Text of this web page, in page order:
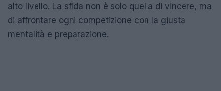
alto livello. La sfida non è solo quella di vincere, ma
di affrontare ogni competizione con la giusta
mentalità e preparazione.